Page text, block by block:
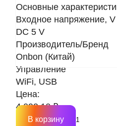
Основные
Входное напряжение, V
DC 5 V
Производитель/Бренд
Onbon (Китай)
Управление
WiFi, USB
Цена:
4 092.10 ₽
В корзину